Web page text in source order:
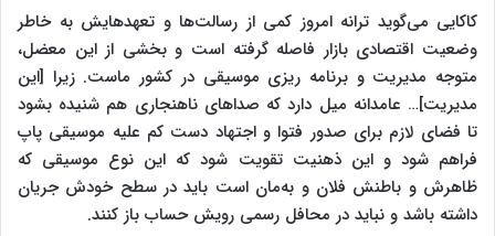
کاکایی می‌گوید ترانه امروز کمی از رسالت‌ها و تعهد‌هایش به خاطر
وضعیت اقتصادی بازار فاصله گرفته است و بخشی از این معضل،
متوجه مدیریت و برنامه ریزی موسیقی در کشور ماست. زیرا [این
مدیریت]… عامدانه میل دارد که صداهای ناهنجاری هم شنیده بشود
تا فضای لازم برای صدور فتوا و اجتهاد دست کم علیه موسیقی پاپ
فراهم شود و این ذهنیت تقویت شود که این نوع موسیقی که
ظاهرش و باطنش فلان و به‌مان است باید در سطح خودش جریان
داشته باشد و نباید در محافل رسمی رویش حساب باز کنند.